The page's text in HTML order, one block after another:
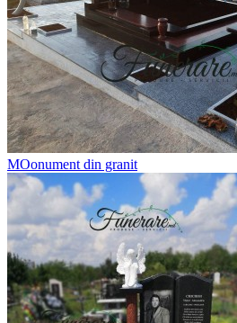
MOonument din granit